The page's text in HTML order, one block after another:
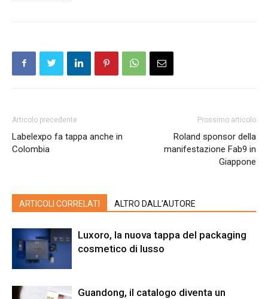
Articolo precedente
Labelexpo fa tappa anche in
Colombia
Prossimo articolo
Roland sponsor della
manifestazione Fab9 in
Giappone
ARTICOLI CORRELATI ALTRO DALL'AUTORE
Luxoro, la nuova tappa del packaging
cosmetico di lusso
Guandong, il catalogo diventa un